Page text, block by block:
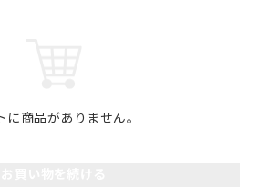
に商品がありません。